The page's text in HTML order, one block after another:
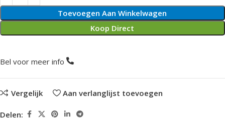
Toevoegen Aan Winkelwagen
Koop Direct
Bel voor meer info
Vergelijk Aan verlanglijst toevoegen
Delen: